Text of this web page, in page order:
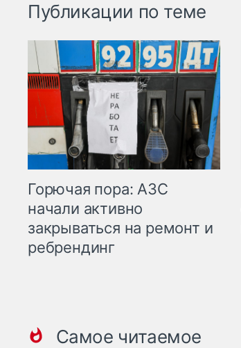
Публикации по теме
Горючая пора: АЗС
начали активно
закрываться на ремонт и
ребрендинг
Самое читаемое